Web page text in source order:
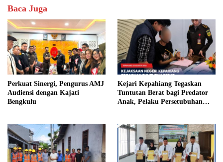
Baca Juga
Perkuat Sinergi, Pengurus AMJ
Audiensi dengan Kajati
Bengkulu
Kejari Kepahiang Tegaskan
Tuntutan Berat bagi Predator
Anak, Pelaku Persetubuhan
Penjara